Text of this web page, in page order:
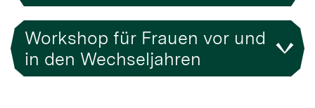
Workshop für Frauen vor und
in den Wechseljahren